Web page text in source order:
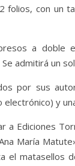
folios, con un
a doble
admitirá un
por sus
y
a Ediciones
María
matasellos